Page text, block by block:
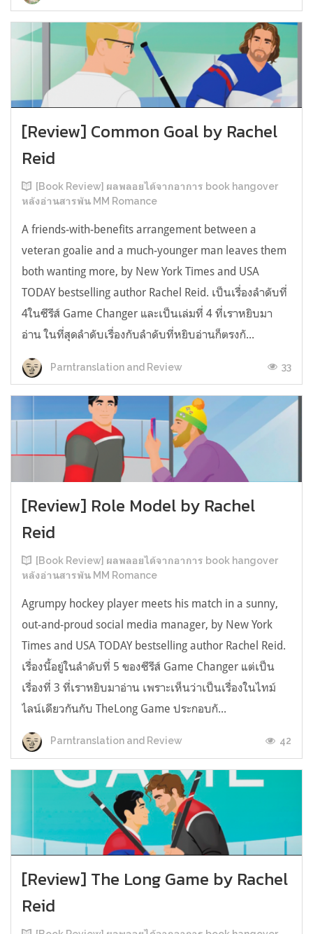
[Review] Common Goal by Rachel
Reid
[Book Review] ผลพลอยได้จากอาการ book hangover
หลังอ่านสารพัน MM Romance
A friends-with-benefits arrangement between a
veteran goalie and a much-younger man leaves them
both wanting more, by New York Times and USA
TODAY bestselling author Rachel Reid. เป็นเรื่องลำดับที่
4ในซีรีส์ Game Changer และเป็นเล่มที่ 4 ที่เราหยิบมา
อ่าน ในที่สุดลำดับเรื่องกับลำดับที่หยิบอ่านก็ตรงกั...
Parntranslation and Review 33
[Review] Role Model by Rachel
Reid
[Book Review] ผลพลอยได้จากอาการ book hangover
หลังอ่านสารพัน MM Romance
Agrumpy hockey player meets his match in a sunny,
out-and-proud social media manager, by New York
Times and USA TODAY bestselling author Rachel Reid.
เรื่องนี้อยู่ในลำดับที่ 5 ของซีรีส์ Game Changer แต่เป็น
เรื่องที่ 3 ที่เราหยิบมาอ่าน เพราะเห็นว่าเป็นเรื่องในไทม์
ไลน์เดียวกันกับ TheLong Game ประกอบกั...
Parntranslation and Review 42
[Review] The Long Game by Rachel
Reid